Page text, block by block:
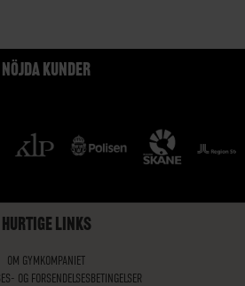
NÖJDA KUNDER
HURTIGE LINKS
OM GYMKOMPANIET
OG FORSENDELSESBETINGELSER